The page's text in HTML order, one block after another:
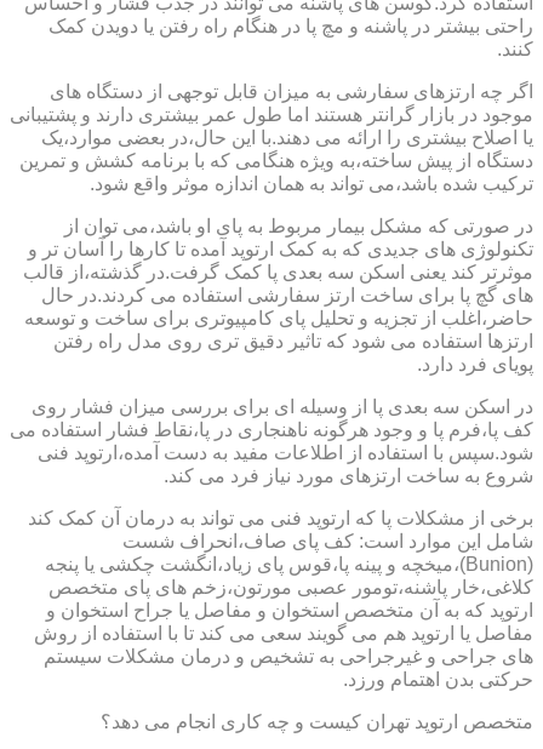
راحتی بیشتر در پاشنه و مچ پا در هنگام راه رفتن یا دویدن کمک
کنند.
اگر چه ارتزهای سفارشی به میزان قابل توجهی از دستگاه های
موجود در بازار گرانتر هستند اما طول عمر بیشتری دارند و پشتیبانی
یا اصلاح بیشتری را ارائه می دهند.با این حال،در بعضی موارد،یک
دستگاه از پیش ساخته،به ویژه هنگامی که با برنامه کشش و تمرین
ترکیب شده باشد،می تواند به همان اندازه موثر واقع شود.
در صورتی که مشکل بیمار مربوط به پای او باشد،می توان از
تکنولوژی های جدیدی که به کمک ارتوپد آمده تا کارها را آسان تر و
موثرتر کند یعنی اسکن سه بعدی پا کمک گرفت.در گذشته،از قالب
های گچ پا برای ساخت ارتز سفارشی استفاده می کردند.در حال
حاضر،اغلب از تجزیه و تحلیل پای کامپیوتری برای ساخت و توسعه
ارتزها استفاده می شود که تاثیر دقیق تری روی مدل راه رفتن
پویای فرد دارد.
در اسکن سه بعدی پا از وسیله ای برای بررسی میزان فشار روی
کف پا،فرم پا و وجود هرگونه ناهنجاری در پا،نقاط فشار استفاده می
شود.سپس با استفاده از اطلاعات مفید به دست آمده،ارتوپد فنی
شروع به ساخت ارتزهای مورد نیاز فرد می کند.
برخی از مشکلات پا که ارتوپد فنی می تواند به درمان آن کمک کند
شامل این موارد است: کف پای صاف،انحراف شست
(Bunion)،میخچه و پینه پا،قوس پای زیاد،انگشت چکشی یا پنجه
کلاغی،خار پاشنه،تومور عصبی مورتون،زخم های پای متخصص
ارتوپد که به آن متخصص استخوان و مفاصل یا جراح استخوان و
مفاصل یا ارتوپد هم می گویند سعی می کند تا با استفاده از روش
های جراحی و غیرجراحی به تشخیص و درمان مشکلات سیستم
حرکتی بدن اهتمام ورزد.
متخصص ارتوپد تهران کیست و چه کاری انجام می دهد؟